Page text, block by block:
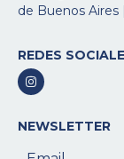
de Buenos Aires
REDES
NEWSLETTER